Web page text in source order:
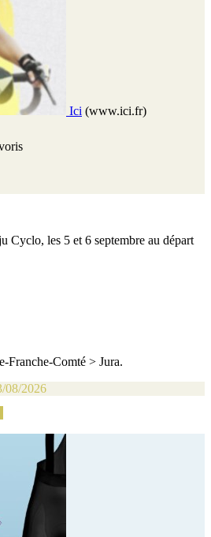
Ici (www.ici.fr)
Cyclo, les 5 et 6 septembre au départ
Franche-Comté > Jura.
08/2026